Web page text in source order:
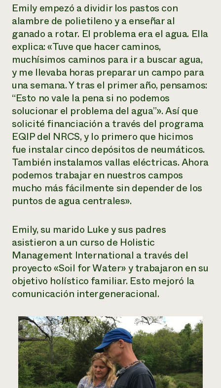
Emily empezó a dividir los pastos con
alambre de polietileno y a enseñar al
ganado a rotar. El problema era el agua. Ella
explica: «Tuve que hacer caminos,
muchísimos caminos para ir a buscar agua,
y me llevaba horas preparar un campo para
una semana. Y tras el primer año, pensamos:
“Esto no vale la pena si no podemos
solucionar el problema del agua”». Así que
solicité financiación a través del programa
EQIP del NRCS, y lo primero que hicimos
fue instalar cinco depósitos de neumáticos.
También instalamos vallas eléctricas. Ahora
podemos trabajar en nuestros campos
mucho más fácilmente sin depender de los
puntos de agua centrales».
Emily, su marido Luke y sus padres
asistieron a un curso de Holistic
Management International a través del
proyecto «Soil for Water» y trabajaron en su
objetivo holístico familiar. Esto mejoró la
comunicación intergeneracional.